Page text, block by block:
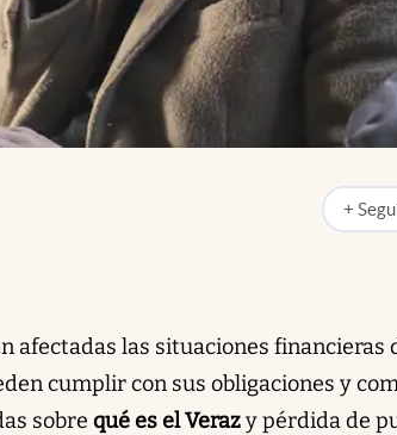
+abre
afectadas las situaciones financieras
cumplir con sus obligaciones y
sobre qué es el Verazy pérdida de